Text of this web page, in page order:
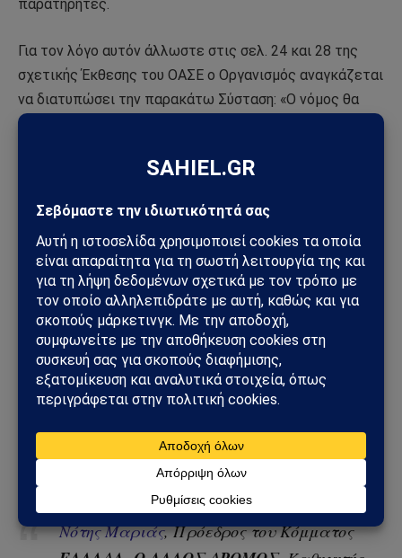
παρατηρητές.
Για τον λόγο αυτόν άλλωστε στις σελ. 24 και 28 της
σχετικής Έκθεσης του ΟΑΣΕ ο Οργανισμός αναγκάζεται
να διατυπώσει την παρακάτω Σύσταση: «Ο νόμος θα
πρέπει να τροποποιηθεί ώστε να προβλέπει ρητά την
σύμφωνα με τις δεσμεύσεις του ΟΑΣΕ».
Επιπλέον η Έκθεση στη σελ. 27 διατυπώνει ως Σύσταση
τη μείωση του εκλογικού ορίου του 3% αλλά μόνο για
την εκλογή ανεξάρτητων υποψηφίων!!! κάτι άλλωστε
που παγίως επιδιώκει και η Άγκυρα.
Η συνέχεια λοιπόν επί της οθόνης με την Άγκυρα να
περιμένει την κατάλληλη ευκαιρία να αξιοποιήσει κατά
το δοκούν την πολιτική γκάφα ολκής του Στέφανου
Κασσελάκη για διεθνείς παρατηρητές κατά τις
προσεχείς ευρωεκλογές της 9ης Ιουνίου 2024 αλλά και
τις εθνικές εκλογές, όποτε και αν γίνουν αυτές.
Νότης Μαριάς, Πρόεδρος του Κόμματος